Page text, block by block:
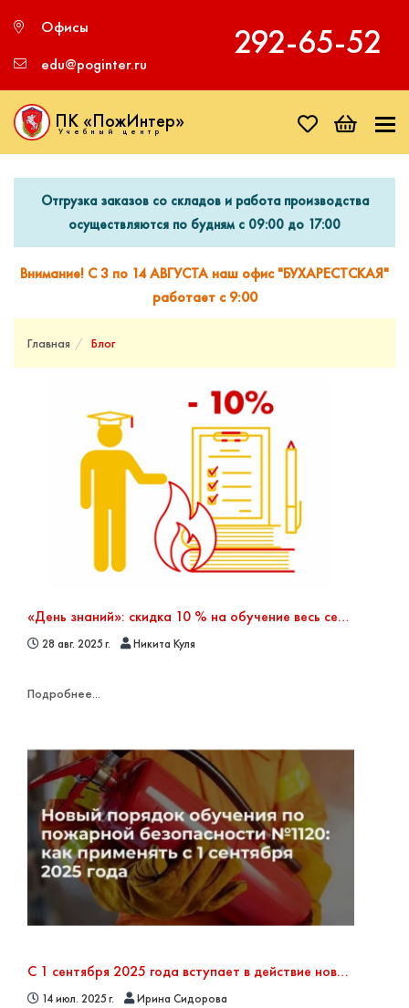
Офисы
edu@poginter.ru
292‑65‑52
ПК «ПожИнтер»
Учебный центр
Отгрузка заказов со складов и работа производства
осуществляются по будням с 09:00 до 17:00
Внимание! С 3 по 14 АВГУСТА наш офис "БУХАРЕСТСКАЯ"
работает с 9:00
Главная Блог
«День знаний»: скидка 10 % на обучение весь сентябрь!
28 авг. 2025 г. Никита Куля
Подробнее...
С 1 сентября 2025 года вступает в действие новый порядок обучения по пожарной безопасности — приказ МЧС РФ от 16.12.2024 № 1120
14 июл. 2025 г. Ирина Сидорова